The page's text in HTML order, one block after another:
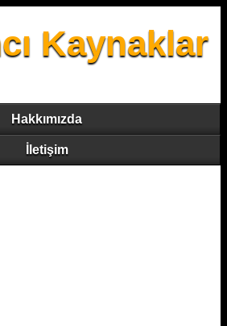
Kaynaklar
Hakkımızda
İletişim